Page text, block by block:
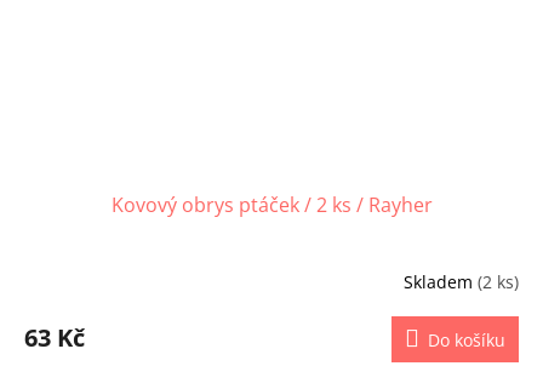
Kovový obrys ptáček / 2 ks / Rayher
Skladem (2 ks)
63 Kč Do košíku